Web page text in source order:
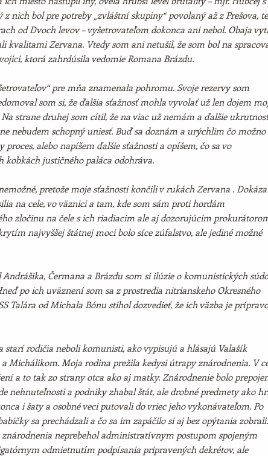
z nich bol pre potreby „zvláštní skupiny“ povolaný až z Prešova,
od Dvoch levov – vyšetrovateľom dokonca ani nebol. Obaja
kvalitami Zervana. Vtedy som ani netušil, že som bol na
ktorá zahrdúsila vedomie Romana Brázdu.
pre mňa znamenala pohromu. Svoje rezervy som
som si, že ďalšia sťažnosť mohla vyvolať už len dojem
strane druhej som cítil, že na viac už nemám a ďalšie
nebudem schopný uniesť. Buď sa doznám a urýchlim čo možno
proces, alebo napíšem ďalšie sťažnosti a opíšem, čo sa vo
kobkách justičného paláca odohráva.
pretože moje sťažnosti končili v rukách Zervana .
na cele, vo väznici a tam, kde som sám proti hordám
zločinu na čele s ich riadiacim ale aj dozorujúcim
najvyššej štátnej moci bolo síce zúfalstvo, ale jediné možné
Andrášika, Čermana a Brázdu som si ilúzie o komunistických
po ich uväznení som sa z prostredia nitrianskeho Okresného
Talára od Michala Bónu stihol dozvedieť, že ich väzba je
starí rodičia neboli komunisti, ako vypisujú a hlásajú Valašík
Michálikom. Moja rodina prežila kedysi útrapy znárodnenia. V
a to tak zo strany otca ako aj matky. Znárodnenie bolo
nehnuteľnosti a podniky zhabal štát, ale drobné predmety ako
i šaty a osobné veci putovali do vriec jeho vykonávateľom. Po
sa prechádzali a čo sa im zapáčilo si aj bez opýtania zobrali.
neprebehol administratívnym postupom spojeným
odmietnutím podpísania pripravených dekrétov, ale